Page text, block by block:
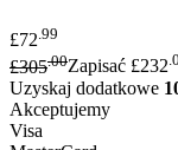
£72 .99
£305.00Zapisać £232
Uzyskaj dodatkowe
Akceptujemy
Visa